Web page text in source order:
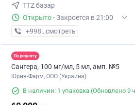
TTZ базар
Открыто · Закроется в 21:00
+998 (95) XXX-XX-XX
смотреть
По рецепту
Сангера, 100 мг/мл, 5 мл, амп. №5
Юрия-Фарм, ООО (Украина)
В наличии: 1 упаковка (Обновлено 9